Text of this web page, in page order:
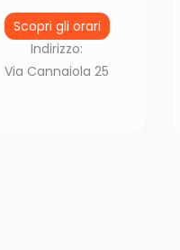
Scopri gli orari
Indirizzo:
Via Cannaiola 25